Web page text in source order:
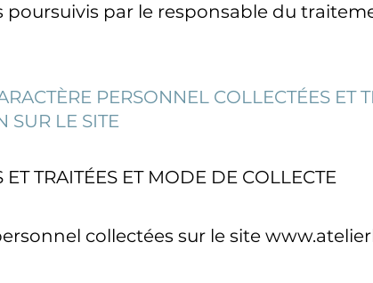
par le responsable du
PERSONNEL COLLECTÉES ET
SUR LE SITE
TRAITÉES ET MODE DE COLLECTE
collectées sur le site